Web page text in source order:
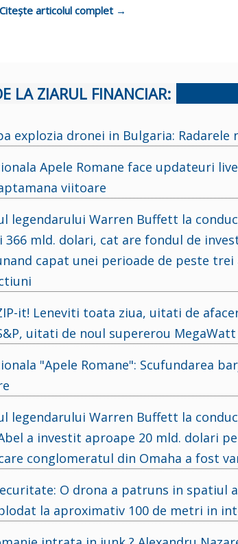
Citește articolul complet →
LA ZIARUL FINANCIAR:
explozia dronei in Bulgaria:
Apele Romane face updateuri
viitoare
legendarului Warren Buffett la
366 mld. dolari, cat are fondul de
capat unei perioade de peste
it! Leneviti toata ziua, uitati de
uitati de noul supererou
"Apele Romane": Scufundarea
legendarului Warren Buffett la
a investit aproape 20 mld. dolari
conglomeratul din Omaha a fost
O drona a patruns in spatiul
la aproximativ 100 de metri in